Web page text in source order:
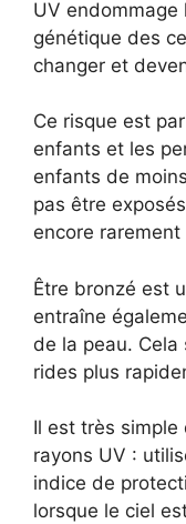
UV endommage
génétique des
changer et
Ce risque est
enfants et les
enfants de
pas être
encore
Être bronzé est
entraîne
de la peau.
rides plus
Il est très
rayons UV :
indice de
lorsque le ciel